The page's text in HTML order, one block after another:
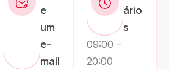
e
um
e-
mail
ário
s
09:00 –
20:00